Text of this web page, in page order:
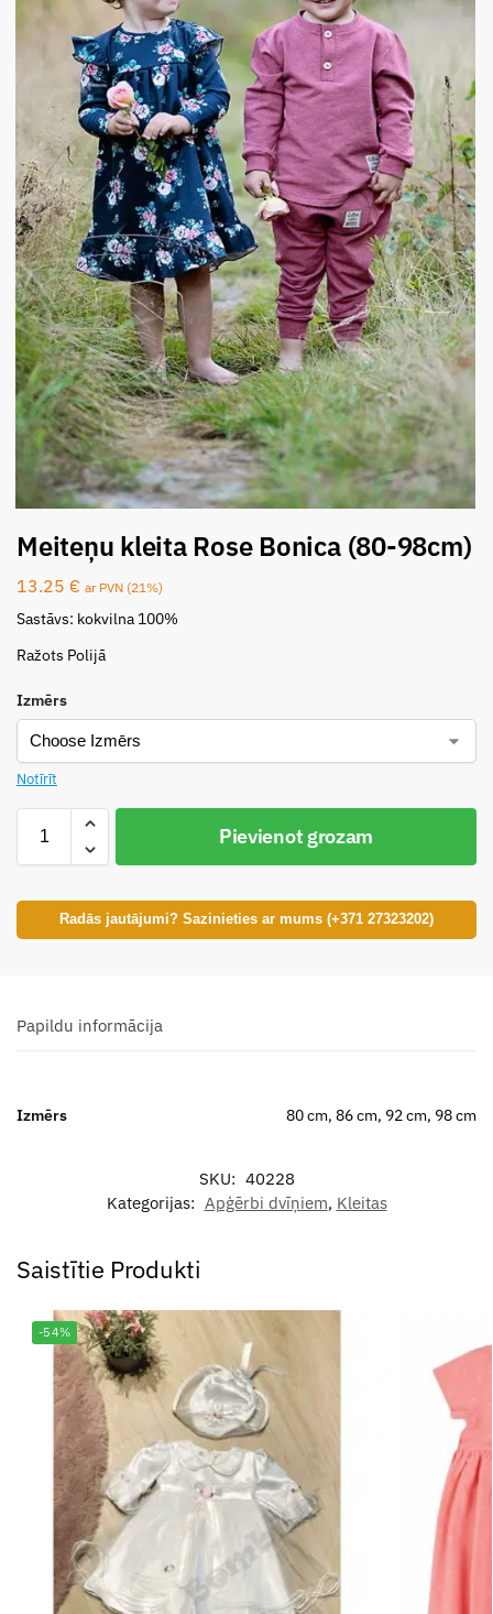
Meiteņu kleita Rose Bonica (80-98cm)
13.25 € ar PVN (21%)
Sastāvs: kokvilna 100%
Ražots Polijā
Izmērs
Notīrīt
Pievienot grozam
Radās jautājumi? Sazinieties ar mums (+371 27323202)
Papildu informācija
Izmērs 80 cm, 86 cm, 92 cm, 98 cm
SKU: 40228
Kategorijas: Apģērbi dvīņiem, Kleitas
Saistītie Produkti
-54%